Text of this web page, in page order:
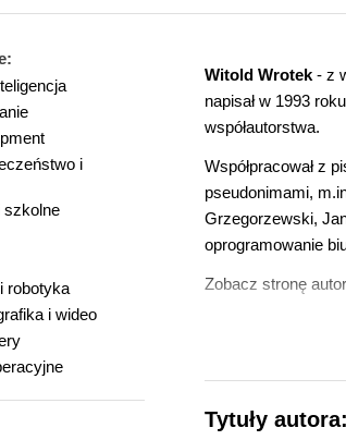
i
szkolne
robotyka
i wideo
Witold Wrotek - z
napisał w 1993
współautorstwa.
Współpracował z
pseudonimami,
Grzegorzewski,
oprogramowanie
Zobacz stronę
Tytuły